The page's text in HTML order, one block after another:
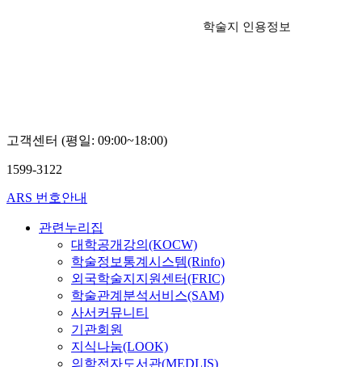
학술지 인용정보
고객센터 (평일: 09:00~18:00)
1599-3122
ARS 번호안내
관련누리집
대학공개강의(KOCW)
학술정보통계시스템(Rinfo)
외국학술지지원센터(FRIC)
학술관계분석서비스(SAM)
사서커뮤니티
기관회원
지식나눔(LOOK)
의학전자도서관(MEDLIS)